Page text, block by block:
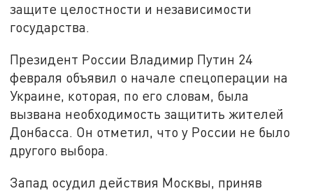
защите целостности и независимости
государства.
Президент России Владимир Путин 24
февраля объявил о начале спецоперации на
Украине, которая, по его словам, была
вызвана необходимость защитить жителей
Донбасса. Он отметил, что у России не было
другого выбора.
Запад осудил действия Москвы, приняв